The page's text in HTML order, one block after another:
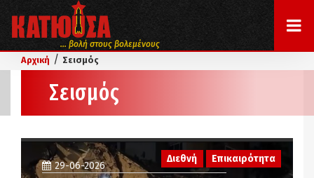
... βολή στους βολεμένους
Αρχική / Σεισμός
Σεισμός
Διεθνή Επικαιρότητα
29-06-2026